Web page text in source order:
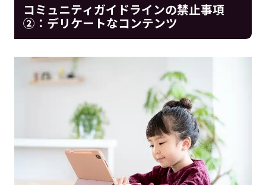
コミュニティガイドラインの禁止事項
②：デリケートなコンテンツ